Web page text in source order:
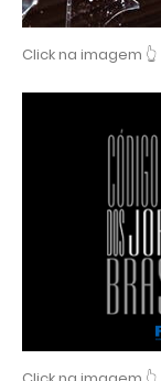
Click na imagem 👆